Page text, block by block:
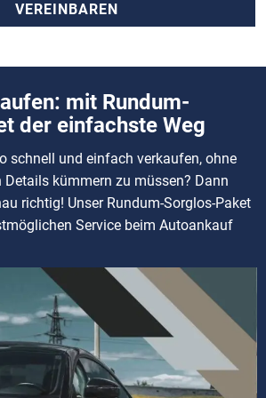
VEREINBAREN
mit Rundum-
der einfachste Weg
schnell und einfach verkaufen, ohne
kümmern zu müssen? Dann
richtig! Unser Rundum-Sorglos-Paket
Service beim Autoankauf